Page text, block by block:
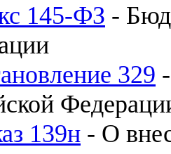
145-ФЗ -
329
139н - О